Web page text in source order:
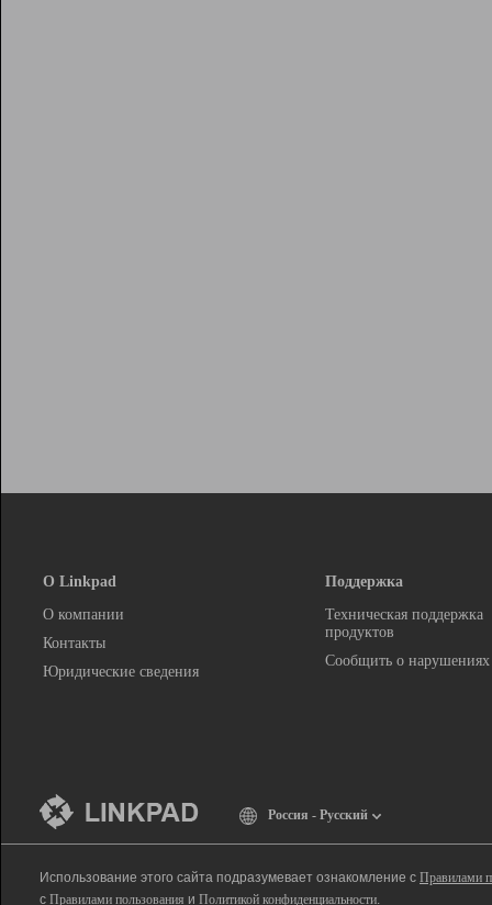
О Linkpad
О компании
Контакты
Юридические сведения
Поддержка
Техническая поддержка
продуктов
Сообщить о нарушениях
Россия - Русский
Использование этого сайта подразумевает ознакомление с Правилами
с Правилами пользования и Политикой конфиденциальности.